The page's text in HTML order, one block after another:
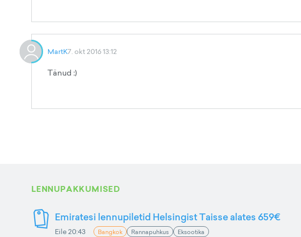
MartK7. okt 2016 13:12
Tänud :)
LENNUPAKKUMISED
Emiratesi lennupiletid Helsingist Taisse alates 659€
Eile 20:43 Bangkok Rannapuhkus Eksootika